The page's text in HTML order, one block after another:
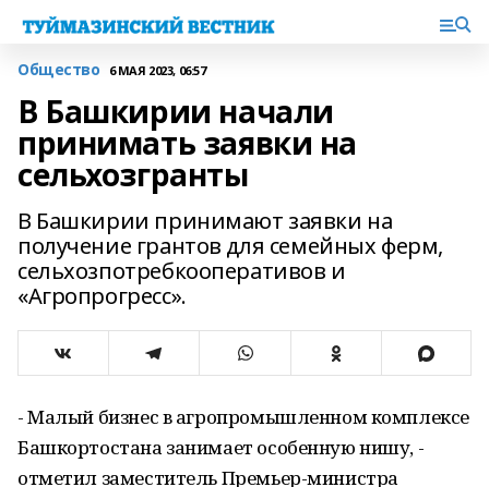
Общество 6 МАЯ 2023, 06:57
В Башкирии начали
принимать заявки на
сельхозгранты
В Башкирии принимают заявки на
получение грантов для семейных ферм,
сельхозпотребкооперативов и
«Агропрогресс».
- Малый бизнес в агропромышленном комплексе
Башкортостана занимает особенную нишу, -
отметил заместитель Премьер-министра